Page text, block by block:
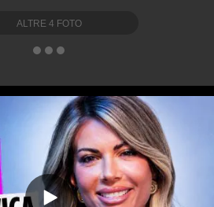
ALTRE 4 FOTO